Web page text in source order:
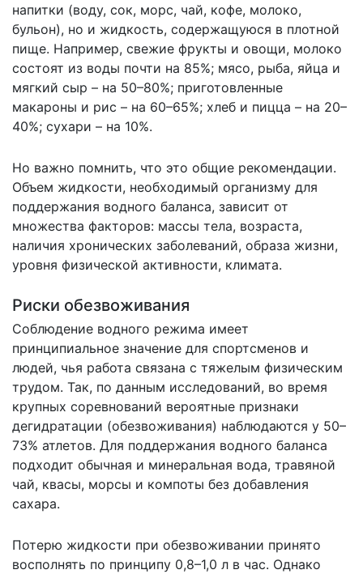
напитки (воду, сок, морс, чай, кофе, молоко,
бульон), но и жидкость, содержащуюся в плотной
пище. Например, свежие фрукты и овощи, молоко
состоят из воды почти на 85%; мясо, рыба, яйца и
мягкий сыр – на 50–80%; приготовленные
макароны и рис – на 60–65%; хлеб и пицца – на 20–
40%; сухари – на 10%.
Но важно помнить, что это общие рекомендации.
Объем жидкости, необходимый организму для
поддержания водного баланса, зависит от
множества факторов: массы тела, возраста,
наличия хронических заболеваний, образа жизни,
уровня физической активности, климата.
Риски обезвоживания
Соблюдение водного режима имеет
принципиальное значение для спортсменов и
людей, чья работа связана с тяжелым физическим
трудом. Так, по данным исследований, во время
крупных соревнований вероятные признаки
дегидратации (обезвоживания) наблюдаются у 50–
73% атлетов. Для поддержания водного баланса
подходит обычная и минеральная вода, травяной
чай, квасы, морсы и компоты без добавления
сахара.
Потерю жидкости при обезвоживании принято
восполнять по принципу 0,8–1,0 л в час. Однако